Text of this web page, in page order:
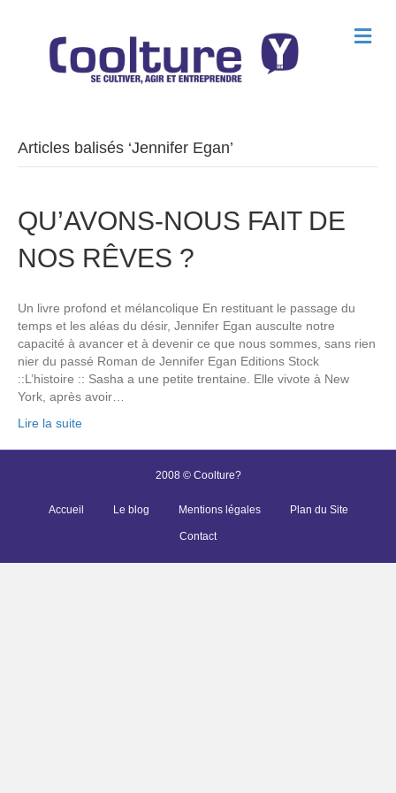
M
e
Articles balisés ‘Jennifer Egan’
QU’AVONS-NOUS FAIT DE
NOS RÊVES ?
Un livre profond et mélancolique En restituant le passage du
temps et les aléas du désir, Jennifer Egan ausculte notre
capacité à avancer et à devenir ce que nous sommes, sans rien
nier du passé Roman de Jennifer Egan Editions Stock
::L’histoire :: Sasha a une petite trentaine. Elle vivote à New
York, après avoir…
Lire la suite
2008 © Coolture?
Accueil Le blog Mentions légales Plan du Site
Contact